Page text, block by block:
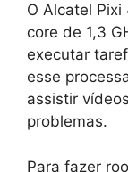
O Alcatel
core de 1,3
executar
esse
assistir
problemas.
Para fazer